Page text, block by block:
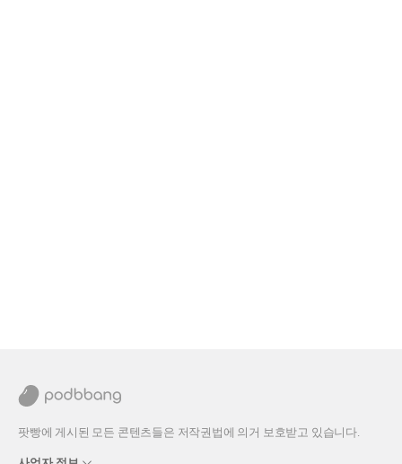
팟빵에 게시된 모든 콘텐츠들은 저작권법에 의거 보호받고 있습니다.